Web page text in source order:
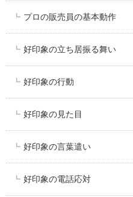
プロの販売員の基本動作
好印象の立ち居振る舞い
好印象の行動
好印象の見た目
好印象の言葉遣い
好印象の電話応対